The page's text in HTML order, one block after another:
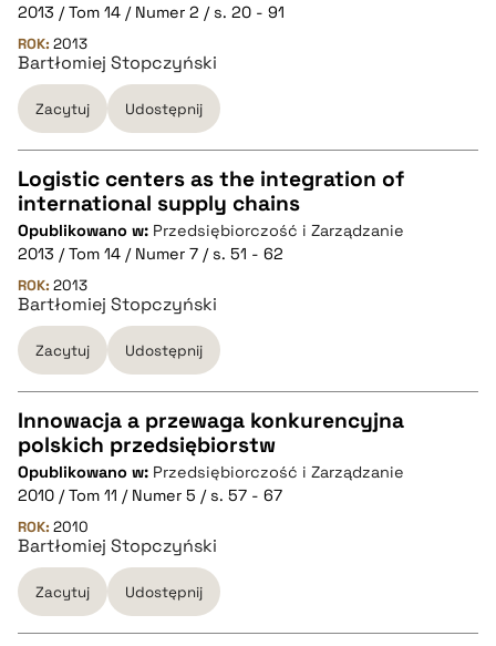
pobierz cytat
BIBTEX
pobierz cytat
2013 / Tom 14 / Numer 2 / s. 20 - 91
ROK: 2013
Bartłomiej Stopczyński
Zacytuj Udostępnij
CZYSTY TEKST
pobierz cytat
BIBTEX
pobierz cytat
Logistic centers as the integration of
international supply chains
Opublikowano w: Przedsiębiorczość i Zarządzanie
2013 / Tom 14 / Numer 7 / s. 51 - 62
ROK: 2013
Bartłomiej Stopczyński
Zacytuj Udostępnij
CZYSTY TEKST
pobierz cytat
BIBTEX
Innowacja a przewaga konkurencyjna
polskich przedsiębiorstw
Opublikowano w: Przedsiębiorczość i Zarządzanie
2010 / Tom 11 / Numer 5 / s. 57 - 67
ROK: 2010
Bartłomiej Stopczyński
Zacytuj Udostępnij